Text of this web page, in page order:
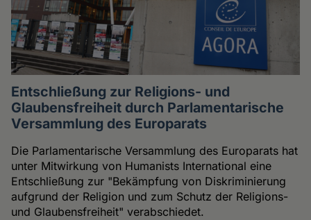
Entschließung zur Religions- und
Glaubensfreiheit durch Parlamentarische
Versammlung des Europarats
Die Parlamentarische Versammlung des Europarats hat
unter Mitwirkung von Humanists International eine
Entschließung zur "Bekämpfung von Diskriminierung
aufgrund der Religion und zum Schutz der Religions-
und Glaubensfreiheit" verabschiedet.